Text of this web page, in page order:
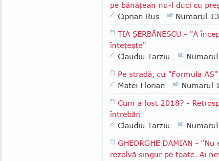
pe bănăţean nu-l duci cu
Ciprian Rus
Numarul
TIA ŞERBĂNESCU - "A
înteţeşte"
Claudiu Tarziu
Pe stradă, cu "Formula
Matei Florian
Numarul
Cum a fost 2018? -
întrebări
Claudiu Tarziu
GHEORGHE DAMIAN -
rezolvă singur pe toate. Ai